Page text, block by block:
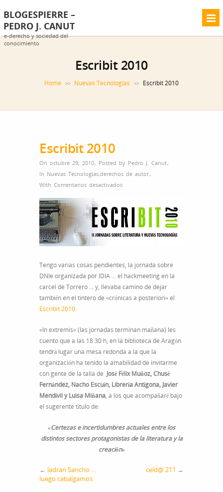
BLOGESPIERRE –
PEDRO J. CANUT
e-derecho y sociedad del
conocimiento
Escribit 2010
Home >> Nuevas Tecnologías >> Escribit 2010
Escribit 2010
On octubre 29, 2010, Posted by Pedro J. Canut,
In Nuevas Tecnologías,derechos de autor,
With Comentarios desactivadosen
2010
Tengo varias cosas pendientes, la jornada sobre
DNIe organizada por IDIA … el hackmeeting en la
carcel de Torrero … y, llevaba camino de dejar
también en el tintero de «crónicas a posteriori» el
Escribit 2010.
«In extremis» (las jornadas terminan mañana) les
cuento que a las 18:30 h, en la biblioteca de Aragón
tendrá lugar una mesa redonda a la que la
organización ha tenido la amabilidad de invitarme
con gente de la talla de José Félix Muñoz, Chusé
Fernández, Nacho Escuín, Librería Antígona, Javier
Mendívil y Luisa Miñana, a los que acompañaré bajo
el sugerente título de:
«Certezas e incertidumbres actuales entre los
distintos sectores protagonistas de la literatura y la
creación»
← ladran Sancho …
luego cabalgamos
celd@ 211 →